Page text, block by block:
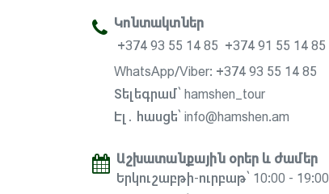
Կոնտակտներ
+374 93 55 14 85
+374 91 55 14 85
WhatsApp/Viber: +374 93 55 14 85
Տելեգրամ՝ hamshen_tour
Էլ․ հասցե՝ info@hamshen.am
Աշխատանքային օրեր և ժամեր
Երկուշաբթի-ուրբաթ՝ 10:00 - 19:00